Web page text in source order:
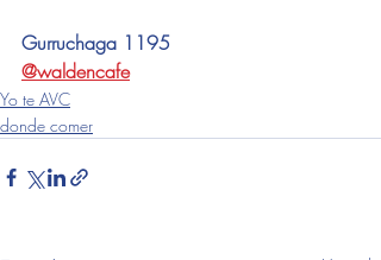
Gurruchaga 1195
@waldencafe
Yo te AVC
donde comer